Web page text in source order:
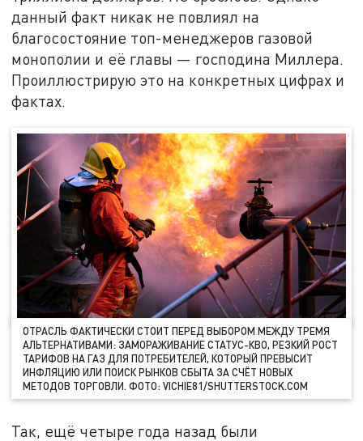
данный факт никак не повлиял на
благосостояние топ-менеджеров газовой
монополии и её главы — господина Миллера.
Проиллюстрирую это на конкретных цифрах и
фактах.
ОТРАСЛЬ ФАКТИЧЕСКИ СТОИТ ПЕРЕД ВЫБОРОМ МЕЖДУ ТРЕМЯ
АЛЬТЕРНАТИВАМИ: ЗАМОРАЖИВАНИЕ СТАТУС-КВО, РЕЗКИЙ РОСТ
ТАРИФОВ НА ГАЗ ДЛЯ ПОТРЕБИТЕЛЕЙ, КОТОРЫЙ ПРЕВЫСИТ
ИНФЛЯЦИЮ ИЛИ ПОИСК РЫНКОВ СБЫТА ЗА СЧЁТ НОВЫХ
МЕТОДОВ ТОРГОВЛИ. ФОТО: VICHIE81/SHUTTERSTOCK.COM
Так, ещё четыре года назад были